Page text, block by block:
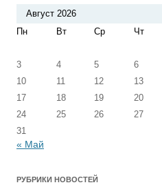
Август 2026
Пн
Вт Ср Чт
3
4 5 6
10
11 12 13
17
18 19 20
24
25 26 27
31
« Май
РУБРИКИ НОВОСТЕЙ